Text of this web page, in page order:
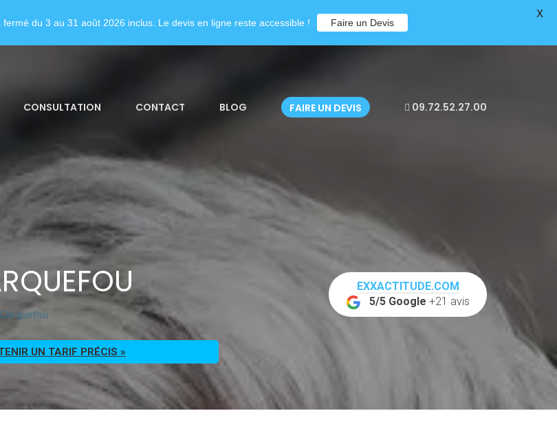
CONSULTATION CONTACT BLOG FAIRE UN DEVIS 09.72.52.27.00
UN TARIF PRÉCIS »
EXXACTITUDE.COM
5/5 Google +21 avis
du 3 au 31 août 2026 inclus. Le devis en ligne reste accessible ! Faire un Devis
X